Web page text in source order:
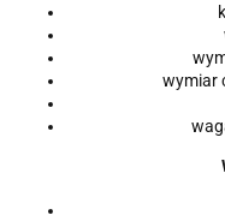
wymiar